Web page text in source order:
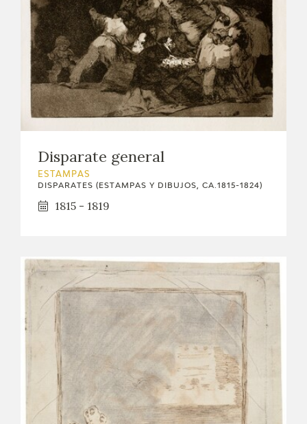
Disparate general
ESTAMPAS
DISPARATES (ESTAMPAS Y DIBUJOS, CA.1815-1824)
1815 - 1819